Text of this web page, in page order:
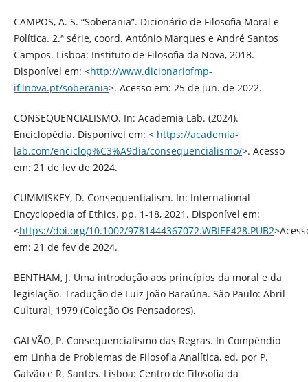
CAMPOS, A. S. “Soberania”. Dicionário de Filosofia Moral e
Política. 2.ª série, coord. António Marques e André Santos
Campos. Lisboa: Instituto de Filosofia da Nova, 2018.
Disponível em: <http://www.dicionariofmp-
ifilnova.pt/soberania>. Acesso em: 25 de jun. de 2022.
CONSEQUENCIALISMO. In: Academia Lab. (2024).
Enciclopédia. Disponível em: < https://academia-
lab.com/enciclop%C3%A9dia/consequencialismo/>. Acesso
em: 21 de fev de 2024.
CUMMISKEY, D. Consequentialism. In: International
Encyclopedia of Ethics. pp. 1-18, 2021. Disponível em:
<https://doi.org/10.1002/9781444367072.WBIEE428.PUB2
em: 21 de fev de 2024.
BENTHAM, J. Uma introdução aos princípios da moral e da
legislação. Tradução de Luiz João Baraúna. São Paulo: Abril
Cultural, 1979 (Coleção Os Pensadores).
GALVÃO, P. Consequencialismo das Regras. In Compêndio
em Linha de Problemas de Filosofia Analítica, ed. por P.
Galvão e R. Santos. Lisboa: Centro de Filosofia da